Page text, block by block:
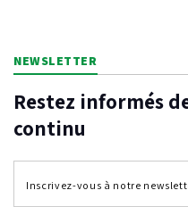
NEWSLETTER
Restez informés
continu